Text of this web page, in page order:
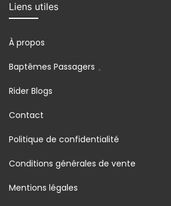
Liens utiles
À propos
Baptêmes Passagers
Rider Blogs
Contact
Politique de confidentialité
Conditions générales de vente
Mentions légales